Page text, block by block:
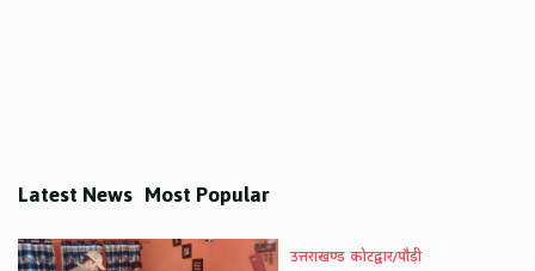
Latest News Most Popular
उत्तराखण्ड कोटद्वार/पौड़ी